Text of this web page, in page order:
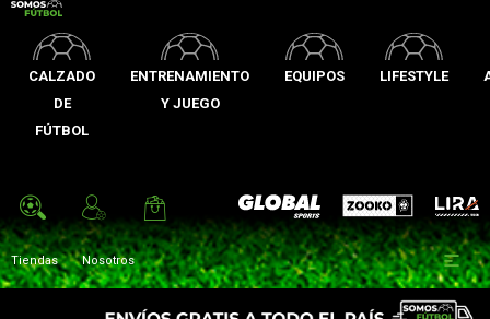
CALZADO
DE
FÚTBOL
ENTRENAMIENTO
Y JUEGO
EQUIPOS LIFESTYLE
Global Sports Zooko Lira
Tiendas Nosotros 